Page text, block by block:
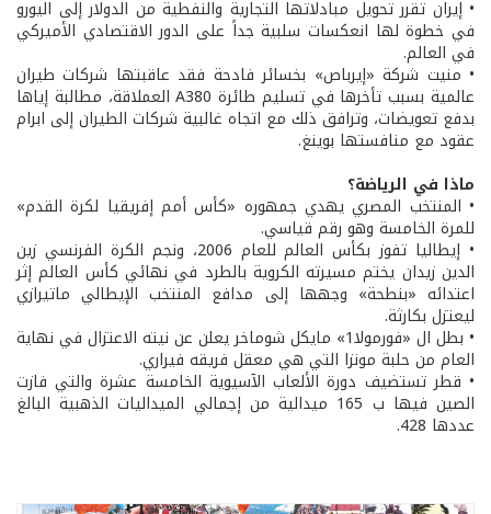
• إيران تقرر تحويل مبادلاتها التجارية والنفطية من الدولار إلى اليورو
في خطوة لها انعكسات سلبية جداً على الدور الاقتصادي الأميركي
في العالم.
• منيت شركة «إيرباص» بخسائر فادحة فقد عاقبتها شركات طيران
عالمية بسبب تأخرها في تسليم طائرة A380 العملاقة، مطالبة إياها
بدفع تعويضات، وترافق ذلك مع اتجاه غالبية شركات الطيران إلى ابرام
عقود مع منافستها بوينغ.
ماذا في الرياضة؟
• المنتخب المصري يهدي جمهوره «كأس أمم إفريقيا لكرة القدم»
للمرة الخامسة وهو رقم قياسي.
• إيطاليا تفوز بكأس العالم للعام 2006، ونجم الكرة الفرنسي زين
الدين زيدان يختم مسيرته الكروية بالطرد في نهائي كأس العالم إثر
اعتدائه «بنطحة» وجهها إلى مدافع المنتخب الإيطالي ماتيرازي
ليعتزل بكارثة.
• بطل ال «فورمولا1» مايكل شوماخر يعلن عن نيته الاعتزال في نهاية
العام من حلبة مونزا التي هي معقل فريقه فيراري.
• قطر تستضيف دورة الألعاب الآسيوية الخامسة عشرة والتي فازت
الصين فيها ب 165 ميدالية من إجمالي الميداليات الذهبية البالغ
عددها 428.